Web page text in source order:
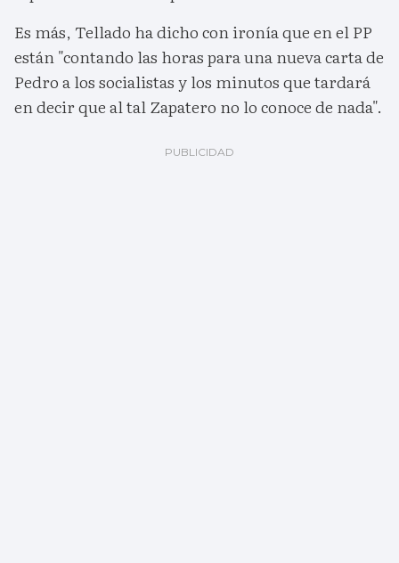
Es más, Tellado ha dicho con ironía que en el PP
están "contando las horas para una nueva carta de
Pedro a los socialistas y los minutos que tardará
en decir que al tal Zapatero no lo conoce de nada".